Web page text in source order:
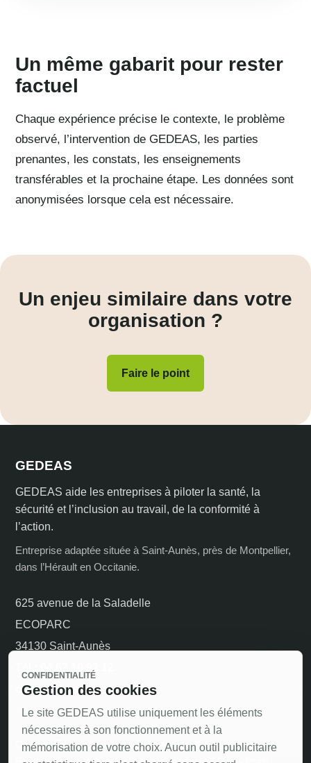
Un même gabarit pour rester
factuel
Chaque expérience précise le contexte, le problème
observé, l’intervention de GEDEAS, les parties
prenantes, les constats, les enseignements
transférables et la prochaine étape. Les données sont
anonymisées lorsque cela est nécessaire.
Un enjeu similaire dans votre
organisation ?
Faire le point
GEDEAS
GEDEAS aide les entreprises à piloter la santé, la
sécurité et l’inclusion au travail, de la conformité à
l’action.
Entreprise adaptée située à Saint-Aunès, près de Montpellier,
dans l’Hérault en Occitanie.
625 avenue de la Saladelle
ECOPARC
34130 Saint-Aunès
Tél : 04 67 10 93 12
contact@gedeas.fr
Accueil téléphonique du lundi au vendredi
ContactFaire le pointSanté, sécurité & inclusion
CONFIDENTIALITÉ
Gestion des cookies
Le site GEDEAS utilise uniquement les éléments
nécessaires à son fonctionnement et à la
mémorisation de votre choix. Aucun outil publicitaire